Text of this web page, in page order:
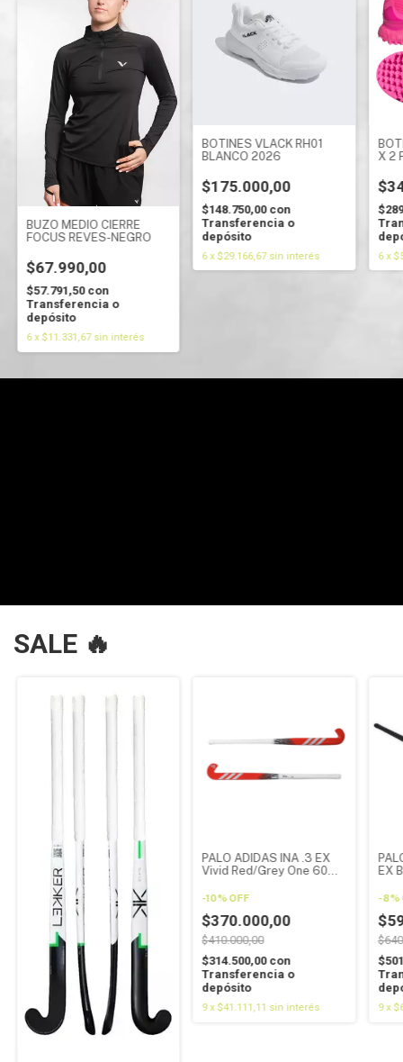
BUZO MEDIO CIERRE
FOCUS REVES-NEGRO
$67.990,00
$57.791,50 con
Transferencia o
depósito
6 x$11.331,67 sin interés
BOTINES VLACK RH01
BLANCO 2026
$175.000,00
$148.750,00 con
Transferencia o
depósito
6 x$29.166,67 sin interés
X 2
6 x
SALE 🔥
PALO ADIDAS INA .3 EX
Vivid Red/Grey One 60%
-10%OFF
$370.000,00
$410.000,00
$314.500,00 con
Transferencia o
depósito
9 x$41.111,11 sin interés
EX
-8%
9 x